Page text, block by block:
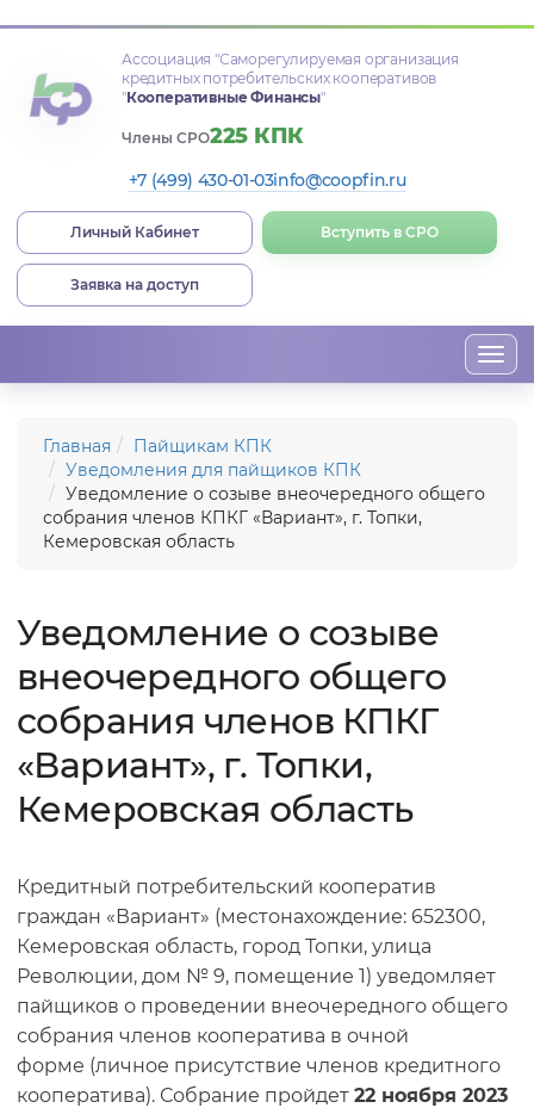
Ассоциация "Саморегулируемая организация
кредитных потребительских кооперативов
"Кооперативные Финансы"
Члены СРО225 КПК
+7 (499) 430-01-03info@coopfin.ru
Личный Кабинет Вступить в СРО
Заявка на доступ
Главная
Пайщикам КПК
Уведомления для пайщиков КПК
Уведомление о созыве внеочередного общего
собрания членов КПКГ «Вариант», г. Топки,
Кемеровская область
Уведомление о созыве
внеочередного общего
собрания членов КПКГ
«Вариант», г. Топки,
Кемеровская область
Кредитный потребительский кооператив
граждан «Вариант» (местонахождение: 652300,
Кемеровская область, город Топки, улица
Революции, дом № 9, помещение 1) уведомляет
пайщиков о проведении внеочередного общего
собрания членов кооператива в очной
форме (личное присутствие членов кредитного
кооператива). Собрание пройдет 22 ноября 2023